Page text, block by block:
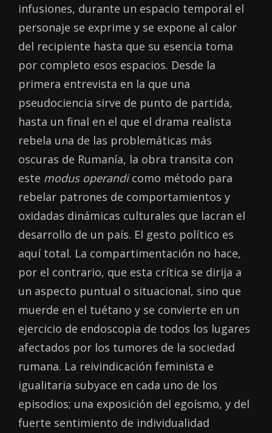
infusiones, durante un espacio temporal el
personaje se exprime y se expone al calor
del recipiente hasta que su esencia toma
por completo esos espacios. Desde la
primera entrevista en la que una
pseudociencia sirve de punto de partida,
hasta un final en el que el drama realista
rebela una de las problemáticas más
oscuras de Rumanía, la obra transita con
este modus operandicomo método para
rebelar patrones de comportamientos y
oxidadas dinámicas culturales que lacran el
desarrollo de un país. El gesto político es
aquí total. La compartimentación no hace,
por el contrario, que esta crítica se dirija a
un aspecto puntual o situacional, sino que
muerde en el tuétano y se convierte en un
ejercicio de endoscopia de todos los lugares
afectados por los tumores de la sociedad
rumana. La reivindicación feminista e
igualitaria subyace en cada uno de los
episodios; una exposición del egoísmo, y del
fuerte sentimiento de individualidad